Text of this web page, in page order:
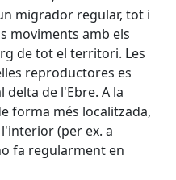
migrador regular, tot i
moviments amb els
de tot el territori. Les
reproductores es
delta de l'Ebre. A la
forma més localitzada,
(per ex. a
fa regularment en